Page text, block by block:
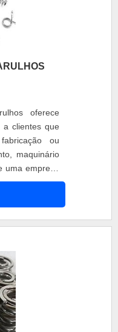
oferece
a clientes que
ou
maquinário
de
de diversos
aos